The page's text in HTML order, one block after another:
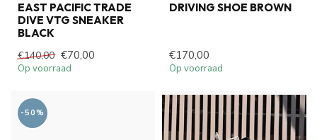
EAST PACIFIC TRADE
DIVE VTG SNEAKER
BLACK
€140,00 €70,00
Op voorraad
DRIVING SHOE BROWN
€170,00
Op voorraad
-50%